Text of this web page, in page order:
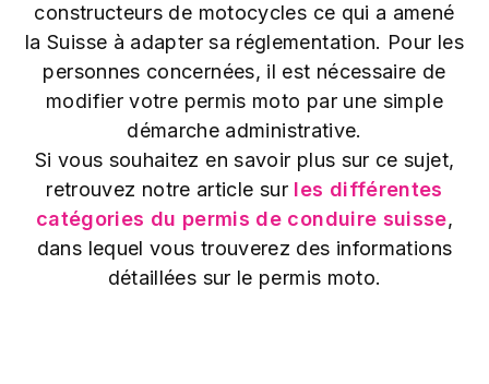
constructeurs de motocycles ce qui a amené
la Suisse à adapter sa réglementation. Pour les
personnes concernées, il est nécessaire de
modifier votre permis moto par une simple
démarche administrative.
Si vous souhaitez en savoir plus sur ce sujet,
retrouvez notre article sur les différentes
catégories du permis de conduire suisse,
dans lequel vous trouverez des informations
détaillées sur le permis moto.